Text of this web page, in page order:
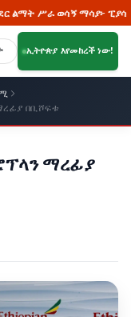
ሥራ ወሳኝ ማሳያ፦ ፒያሳ
ኢትዮጵያ እየመከረች ነው!
በቢሾፍቱ
ማረፊያ